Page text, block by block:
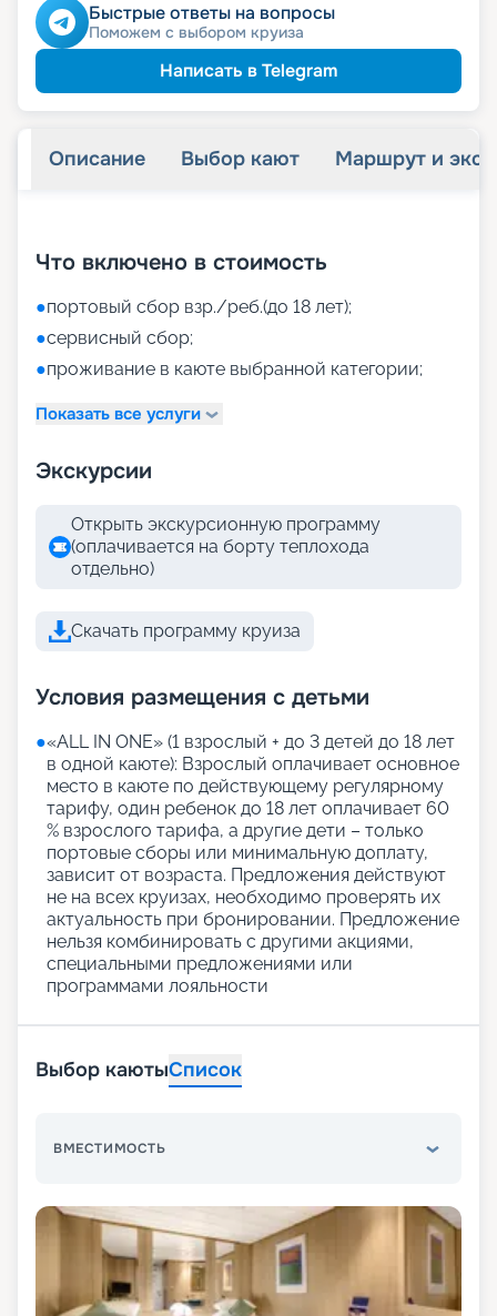
Быстрые ответы на вопросы
Поможем с выбором круиза
Написать в Telegram
Описание Выбор кают Маршрут и
Что включено в стоимость
●портовый сбор взр./реб.(до 18 лет);
●сервисный сбор;
●проживание в каюте выбранной категории;
Показать все услуги
Экскурсии
Открыть экскурсионную программу
(оплачивается на борту теплохода
отдельно)
Скачать программу круиза
Условия размещения с детьми
●«АLL IN ONE» (1 взрослый + до 3 детей до 18 лет
в одной каюте): Взрослый оплачивает основное
место в каюте по действующему регулярному
тарифу, один ребенок до 18 лет оплачивает 60
% взрослого тарифа, а другие дети – только
портовые сборы или минимальную доплату,
зависит от возраста. Предложения действуют
не на всех круизах, необходимо проверять их
актуальность при бронировании. Предложение
нельзя комбинировать с другими акциями,
специальными предложениями или
программами лояльности
Выбор каютыСписок
ВМЕСТИМОСТЬ